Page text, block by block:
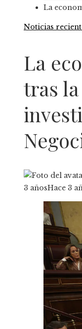
La
Noticias
La
tras la
3 añosHace 3